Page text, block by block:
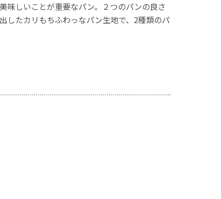
味しいことが重要なパン。２つのパンの良さ
したカリもちふわっなパン生地で、2種類のパ